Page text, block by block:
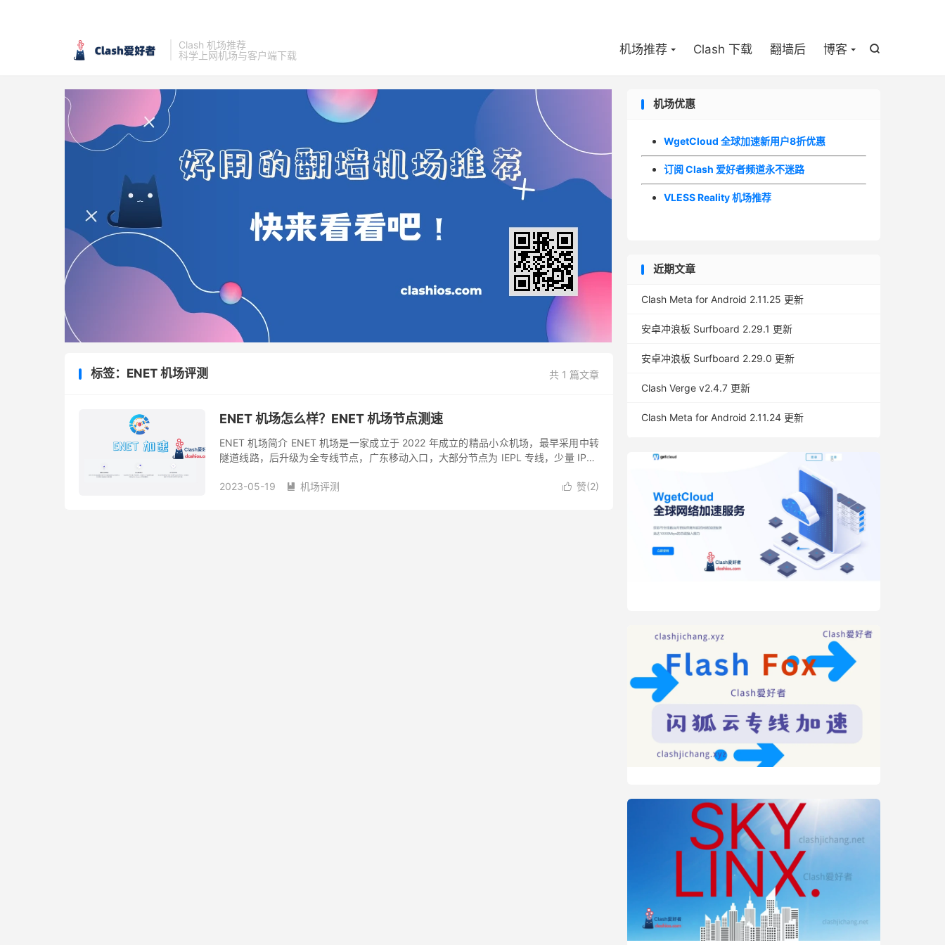
Clash 机场推荐
科学上网机场与客户端下载

机场推荐 Clash 下载 翻墙后 博客
共 1 篇文章
标签：ENET 机场评测
ENET 机场怎么样？ENET 机场节点测速
ENET 机场简介 ENET 机场是一家成立于 2022 年成立的精品小众机场，最早采用中转
隧道线路，后升级为全专线节点，广东移动入口，大部分节点为 IEPL 专线，少量 IPLC
 赞(2)
2023-05-19  机场评测
机场优惠
WgetCloud 全球加速新用户8折优惠
订阅 Clash 爱好者频道永不迷路
VLESS Reality 机场推荐
近期文章
Clash Meta for Android 2.11.25 更新
安卓冲浪板 Surfboard 2.29.1 更新
安卓冲浪板 Surfboard 2.29.0 更新
Clash Verge v2.4.7 更新
Clash Meta for Android 2.11.24 更新